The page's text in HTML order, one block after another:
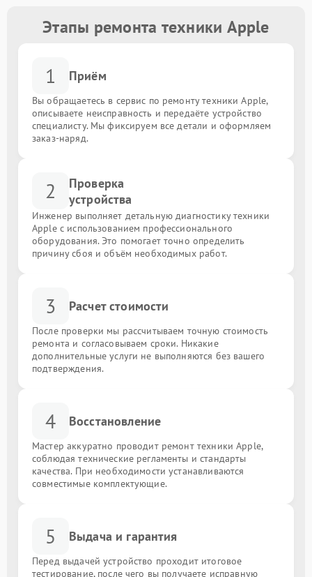
Этапы ремонта техники Apple
1 Приём
Вы обращаетесь в сервис по ремонту техники Apple,
описываете неисправность и передаёте устройство
специалисту. Мы фиксируем все детали и оформляем
заказ-наряд.
2
Проверка
устройства
Инженер выполняет детальную диагностику техники
Apple с использованием профессионального
оборудования. Это помогает точно определить
причину сбоя и объём необходимых работ.
3 Расчет стоимости
После проверки мы рассчитываем точную стоимость
ремонта и согласовываем сроки. Никакие
дополнительные услуги не выполняются без вашего
подтверждения.
4 Восстановление
Мастер аккуратно проводит ремонт техники Apple,
соблюдая технические регламенты и стандарты
качества. При необходимости устанавливаются
совместимые комплектующие.
5 Выдача и гарантия
Перед выдачей устройство проходит итоговое
тестирование, после чего вы получаете исправную